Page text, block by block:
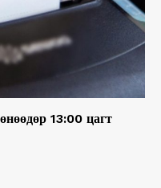
13:00 цагт